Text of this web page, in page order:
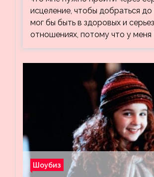
исцеление, чтобы добраться до
мог бы быть в здоровых и
отношениях, потому что у меня
Шоубиз